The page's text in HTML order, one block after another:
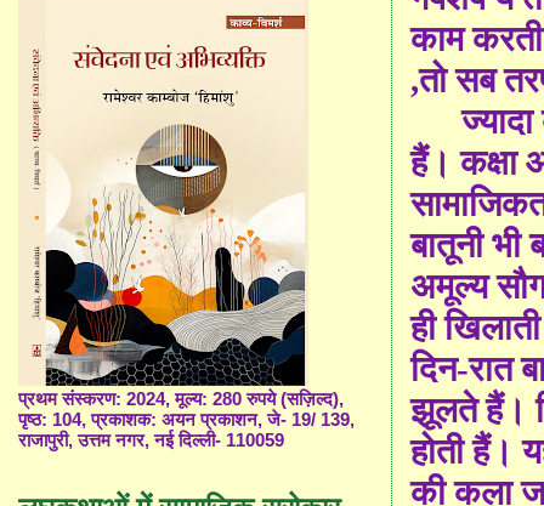
काम
,तो सब
ज्यादा
हैं। कक्षा
बातूनी
अमूल्य
ही
दिन-रात
झूलते हैं।
होती हैं।
की कला
प्रथम संस्करण: 2024, मूल्य: 280 रुपये (सज़िल्द),
पृष्ठ: 104, प्रकाशक: अयन प्रकाशन, जे- 19/ 139,
राजापुरी, उत्तम नगर, नई दिल्ली- 110059